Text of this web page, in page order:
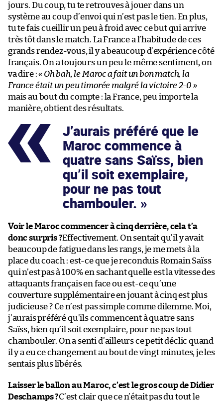
jours. Du coup, tu te retrouves à jouer dans un
système au coup d’envoi qui n’est pas le tien. En plus,
tu te fais cueillir un peu à froid avec ce but qui arrive
très tôt dans le match. La France a l’habitude de ces
grands rendez-vous, il y a beaucoup d’expérience côté
français. On a toujours un peu le même sentiment, on
va dire :« Oh bah, le Maroc a fait un bon match, la
France était un peu timorée malgré la victoire 2-0 »
mais au bout du compte : la France, peu importe la
manière, obtient des résultats.
J’aurais préféré que le
Maroc commence à
quatre sans Saïss, bien
qu’il soit exemplaire,
pour ne pas tout
chambouler.
Voir le Maroc commencer à cinq derrière, cela t’a
donc surpris ?Effectivement. On sentait qu’il y avait
beaucoup de fatigue dans les rangs, je me mets à la
place du coach : est-ce que je reconduis Romain Saïss
qui n’est pas à 100% en sachant quelle est la vitesse des
attaquants français en face ou est-ce qu’une
couverture supplémentaire en jouant à cinq est plus
judicieuse ? Ce n’est pas simple comme dilemme. Moi,
j’aurais préféré qu’ils commencent à quatre sans
Saïss, bien qu’il soit exemplaire, pour ne pas tout
chambouler. On a senti d’ailleurs ce petit déclic quand
il y a eu ce changement au bout de vingt minutes, je les
sentais plus libérés.
Laisser le ballon au Maroc, c’est le gros coup de Didier
Deschamps ?C’est clair que ce n’était pas du tout le